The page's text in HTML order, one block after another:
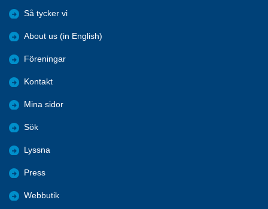
Så tycker vi
About us (in English)
Föreningar
Kontakt
Mina sidor
Sök
Lyssna
Press
Webbutik